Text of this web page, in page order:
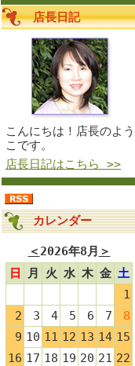
店長日記
こんにちは！店長のよう
こです。
店長日記はこちら >>
カレンダー
＜2026年8月 ＞
日
月 火 水 木 金 土
1
2
3 4 5 6 7
8
9 10 11 12 13 14 15
16 17 18 19 20 21 22